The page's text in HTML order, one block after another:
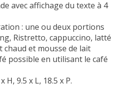
avec affichage du texte à 4
: une ou deux portions
Ristretto, cappuccino, latté
chaud et mousse de lait
possible en utilisant le café
H, 9.5 x L, 18.5 x P.